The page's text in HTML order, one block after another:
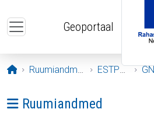
Geoportaal
Avaleht
Ruumiandmed ESTPOS
Ava menüü: Ruumiandmed
Ruumiandmed